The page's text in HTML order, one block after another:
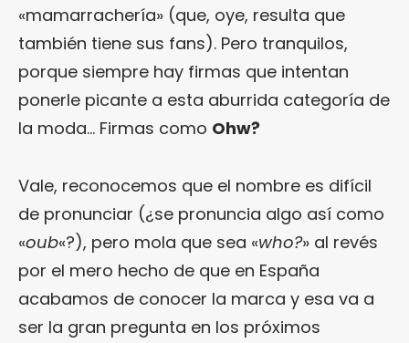
«mamarrachería» (que, oye, resulta que
también tiene sus fans). Pero tranquilos,
porque siempre hay firmas que intentan
ponerle picante a esta aburrida categoría de
la moda… Firmas como Ohw?
Vale, reconocemos que el nombre es difícil
de pronunciar (¿se pronuncia algo así como
«oub«?), pero mola que sea «who?» al revés
por el mero hecho de que en España
acabamos de conocer la marca y esa va a
ser la gran pregunta en los próximos